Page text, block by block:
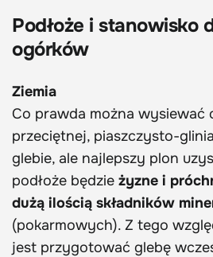
Podłoże i stanowisko
ogórków
Ziemia
Co prawda można wysiewać
przeciętnej, piaszczysto-
glebie, ale najlepszy plon
podłoże będzie żyzne i
dużą ilością składników
(pokarmowych). Z tego
jest przygotować glebę